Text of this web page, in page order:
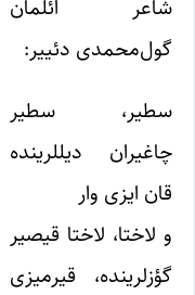
شاعر ائلمان
گول‌محمدی دئییر:
سطیر، سطیر
چاغیران دیللرینده
قان ایزی وار
و لاختا، لاختا قیصیر
گؤزلرینده، قیرمیزی